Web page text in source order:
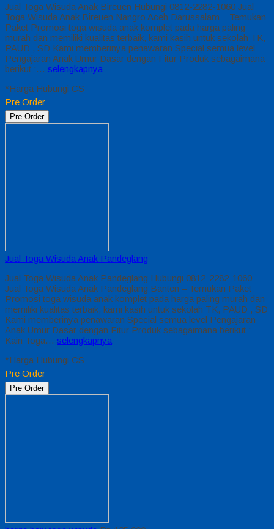
Jual Toga Wisuda Anak Bireuen Hubungi 0812-2282-1060 Jual
Toga Wisuda Anak Bireuen Nangro Aceh Darussalam – Temukan
Paket Promosi toga wisuda anak komplet pada harga paling
murah dan memiliki kualitas terbaik, kami kasih untuk sekolah TK,
PAUD , SD Kami memberinya penawaran Special semua level
Pengajaran Anak Umur Dasar dengan Fitur Produk sebagaimana
berikut :… selengkapnya
*Harga Hubungi CS
Pre Order
Pre Order
Jual Toga Wisuda Anak Pandeglang
Jual Toga Wisuda Anak Pandeglang Hubungi 0812-2282-1060
Jual Toga Wisuda Anak Pandeglang Banten – Temukan Paket
Promosi toga wisuda anak komplet pada harga paling murah dan
memiliki kualitas terbaik, kami kasih untuk sekolah TK, PAUD , SD
Kami memberinya penawaran Special semua level Pengajaran
Anak Umur Dasar dengan Fitur Produk sebagaimana berikut :
Kain Toga… selengkapnya
*Harga Hubungi CS
Pre Order
Pre Order